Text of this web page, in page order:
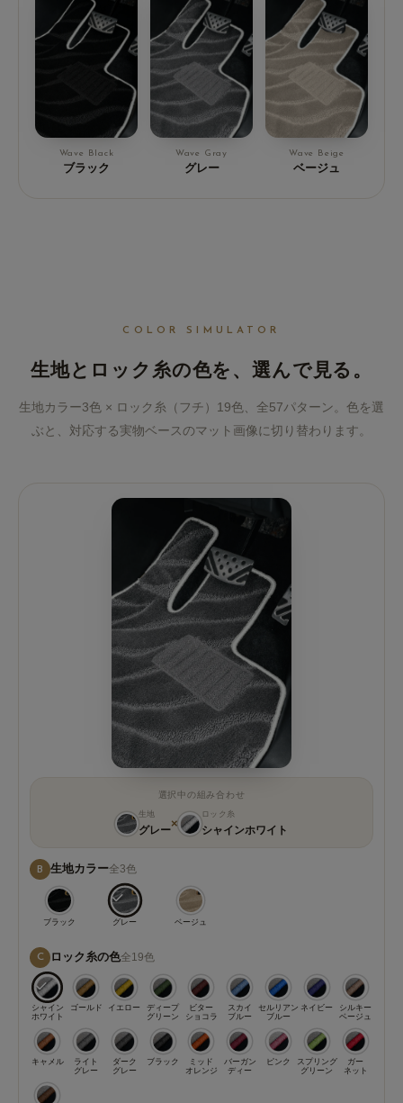
Wave Black
ブラック
Wave Gray
グレー
Wave Beige
ベージュ
COLOR SIMULATOR
生地とロック糸の色を、選んで見る。
生地カラー3色 × ロック糸（フチ）19色、全57パターン。色を選
ぶと、対応する実物ベースのマット画像に切り替わります。
選択中の組み合わせ
生地
グレー×
ロック糸
シャインホワイト
B 生地カラー全3色
ブラック グレー ベージュ
C ロック糸の色全19色
シャイン
ホワイト
ゴールド イエロー
ディープ
グリーン
ビター
ショコラ
スカイ
ブルー
セルリアン
ブルー
ネイビー
シルキー
ベージュ
キャメル
ライト
グレー
ダーク
グレー
ブラック
ミッド
オレンジ
バーガン
ディー
ピンク
スプリング
グリーン
ガー
ネット